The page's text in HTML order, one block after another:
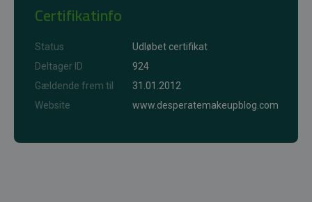
Certifikatinfo
Status
Udløbet certifikat
Deltager ID
924
Gældende frem til
31.01.2012
Website
www.desperatemakeupblog.com